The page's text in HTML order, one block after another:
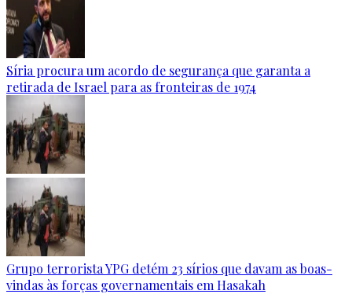
Síria procura um acordo de segurança que garanta a
retirada de Israel para as fronteiras de 1974
Grupo terrorista YPG detém 23 sírios que davam as boas-
vindas às forças governamentais em Hasakah